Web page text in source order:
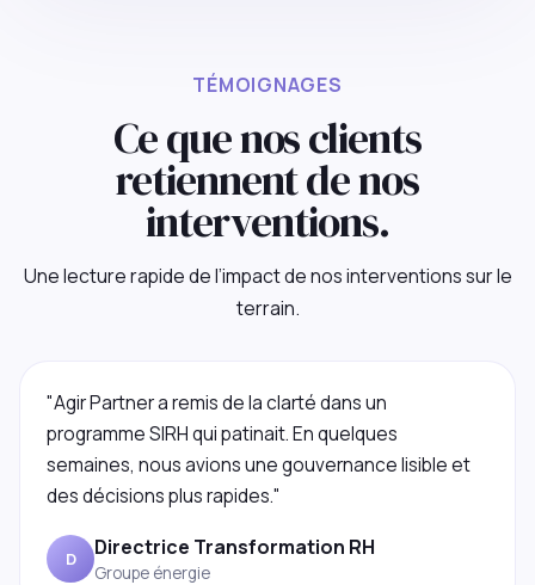
TÉMOIGNAGES
Ce que nos clients
retiennent de nos
interventions.
Une lecture rapide de l’impact de nos interventions sur le
terrain.
"Agir Partner a remis de la clarté dans un
programme SIRH qui patinait. En quelques
semaines, nous avions une gouvernance lisible et
des décisions plus rapides."
D Directrice Transformation RH
Groupe énergie